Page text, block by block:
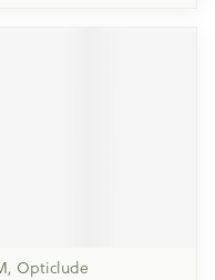
Opticlude